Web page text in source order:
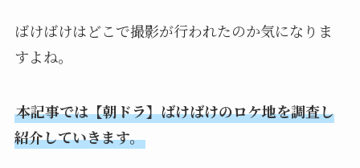
ばけばけはどこで撮影が行われたのか気になりま
すよね。
本記事では【朝ドラ】ばけばけのロケ地を調査し
紹介していきます。